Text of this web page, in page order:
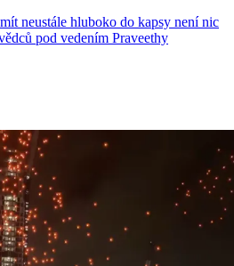
neustále hluboko do kapsy není nic
pod vedením Praveethy